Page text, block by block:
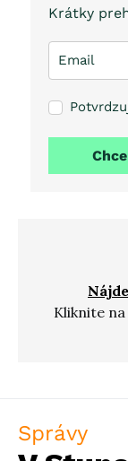
Krátky
Kliknite na
Správy